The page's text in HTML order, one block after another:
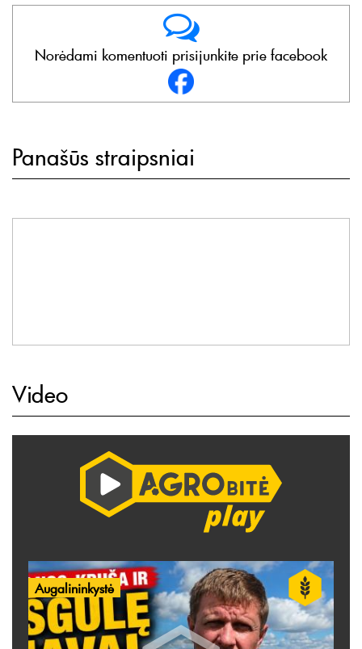
Norėdami komentuoti prisijunkite prie facebook
Panašūs straipsniai
Video
Augalininkystė